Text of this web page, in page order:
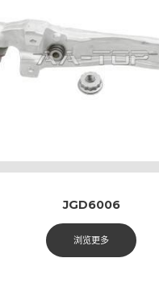
JGD6006
浏览更多